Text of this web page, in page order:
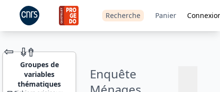
Recherche Panier
Enquête
⇦ ⇮⇮
Groupes de
variables
thématiques